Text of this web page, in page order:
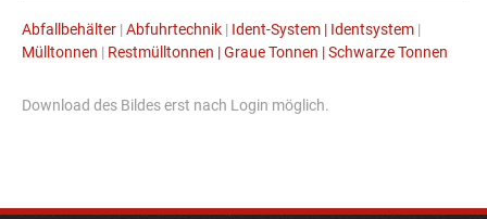
Abfallbehälter | Abfuhrtechnik | Ident-System | Identsystem |
Mülltonnen | Restmülltonnen | Graue Tonnen | Schwarze Tonnen
Download des Bildes erst nach Login möglich.